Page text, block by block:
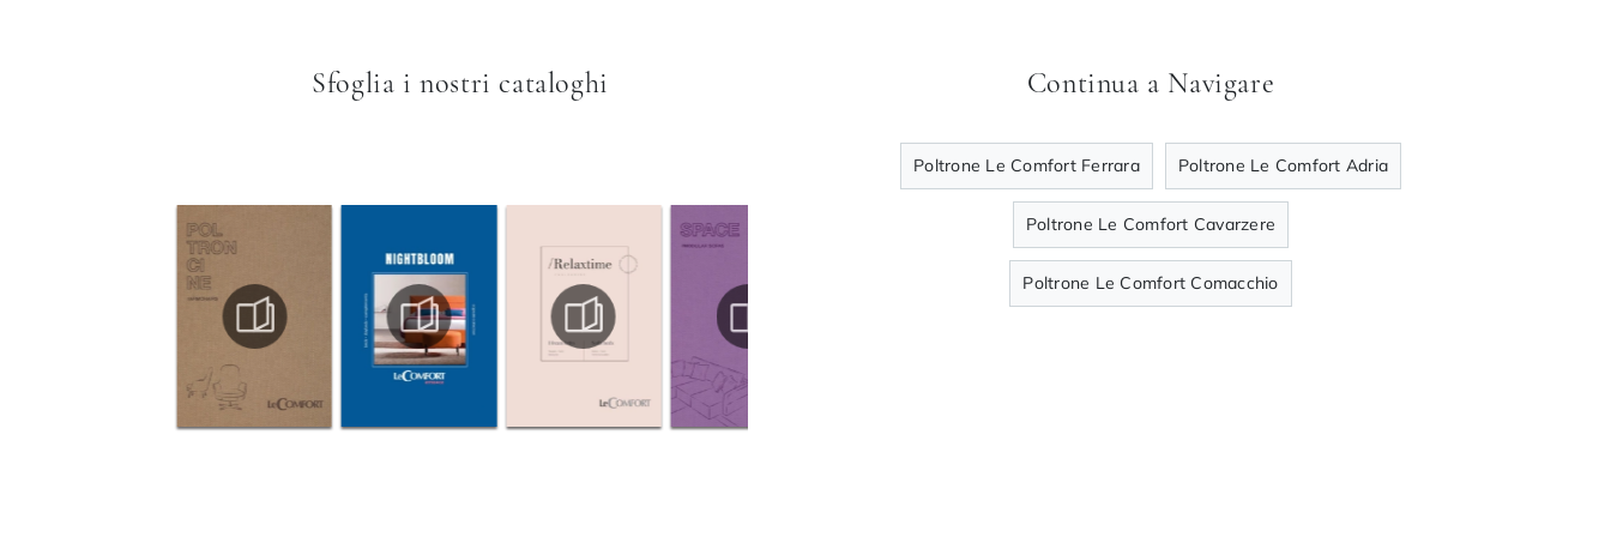
Sfoglia i nostri cataloghi Continua a Navigare
Poltrone Le Comfort Ferrara Poltrone Le Comfort Adria
Poltrone Le Comfort Cavarzere
Poltrone Le Comfort Comacchio